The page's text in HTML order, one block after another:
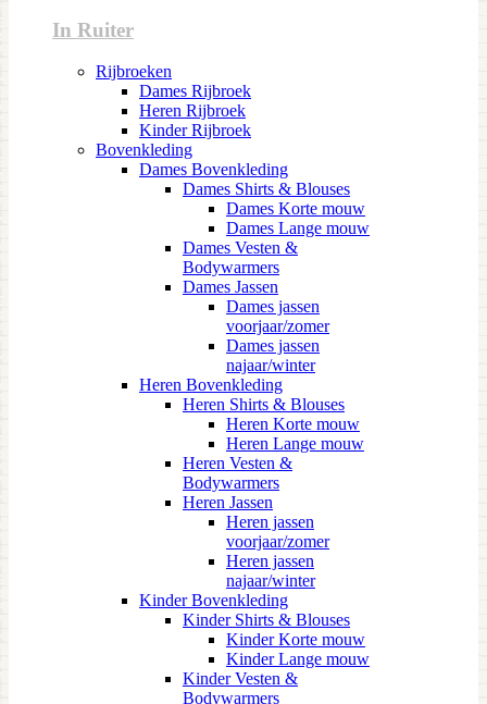
In Ruiter
Rijbroeken
Dames Rijbroek
Heren Rijbroek
Kinder Rijbroek
Bovenkleding
Dames Bovenkleding
Dames Shirts & Blouses
Dames Korte mouw
Dames Lange mouw
Dames Vesten &
Bodywarmers
Dames Jassen
Dames jassen
voorjaar/zomer
Dames jassen
najaar/winter
Heren Bovenkleding
Heren Shirts & Blouses
Heren Korte mouw
Heren Lange mouw
Heren Vesten &
Bodywarmers
Heren Jassen
Heren jassen
voorjaar/zomer
Heren jassen
najaar/winter
Kinder Bovenkleding
Kinder Shirts & Blouses
Kinder Korte mouw
Kinder Lange mouw
Kinder Vesten &
Bodywarmers